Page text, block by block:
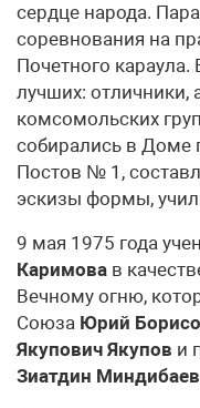
сердце народа.
соревнования на
Почетного
лучших: отличники,
комсомольских
собирались в Доме
Постов № 1,
эскизы формы,
9 мая 1975 года
Каримова в
Вечному огню,
Союза Юрий
Якупович Якупов и
Зиатдин